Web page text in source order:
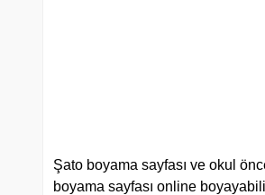
Şato boyama sayfası ve okul
boyama sayfası online